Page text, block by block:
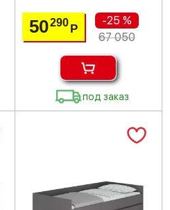
50290 Р
-25 %
67 050
под заказ